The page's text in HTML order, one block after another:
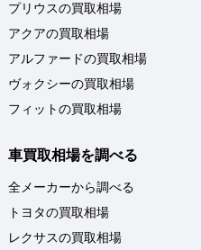
プリウスの買取相場
アクアの買取相場
アルファードの買取相場
ヴォクシーの買取相場
フィットの買取相場
車買取相場を調べる
全メーカーから調べる
トヨタの買取相場
レクサスの買取相場